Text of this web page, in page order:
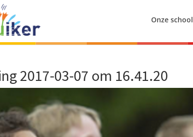
Onze school
2017-03-07 om 16.41.20